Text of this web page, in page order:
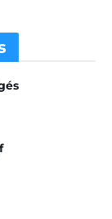
version
fabriqués à
Les
non plus
bonne
et un